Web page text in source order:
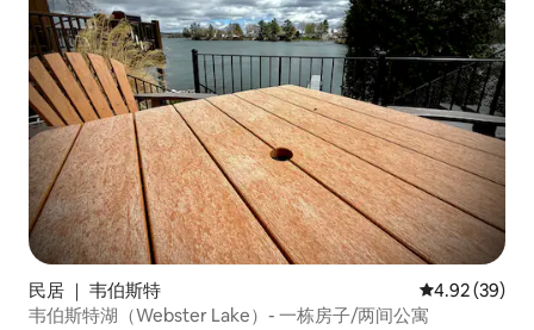
民居 ｜ 韦伯斯特 平均评分
4.92 (39)
韦伯斯特湖（Webster Lake）- 一栋房子/两间公寓